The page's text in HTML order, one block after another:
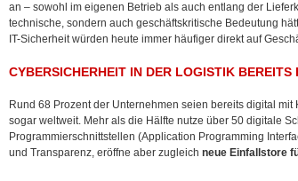
an – sowohl im eigenen Betrieb als auch entlang der
technische, sondern auch geschäftskritische Bedeutung
IT-Sicherheit würden heute immer häufiger direkt auf
CYBERSICHERHEIT IN DER LOGISTIK
Rund 68 Prozent der Unternehmen seien bereits digital
sogar weltweit. Mehr als die Hälfte nutze über 50 digitale
Programmierschnittstellen (Application Programming
und Transparenz, eröffne aber zugleich neue Einfallstore